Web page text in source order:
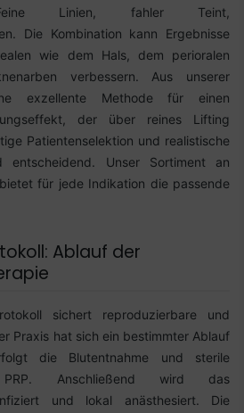
Linien, fahler Teint,
Die Kombination kann Ergebnisse
wie dem Hals, dem perioralen
verbessern. Aus unserer
exzellente Methode für einen
der über reines Lifting
Patientenselektion und realistische
entscheidend. Unser Sortiment an
bietet für jede Indikation die passende
Ablauf der
sichert reproduzierbare und
Praxis hat sich ein bestimmter Ablauf
die Blutentnahme und sterile
Anschließend wird das
und lokal anästhesiert. Die